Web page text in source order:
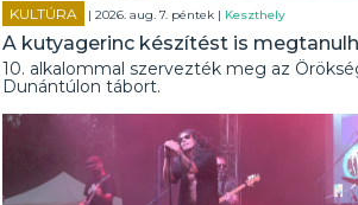
KULTÚRA | 2026. aug. 7. péntek | Keszthely
A kutyagerinc készítést is
10. alkalommal szervezték meg az
Dunántúlon tábort.